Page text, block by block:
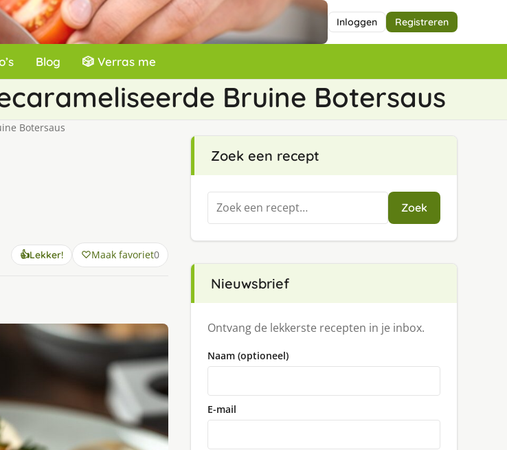
Inloggen Registreren
Blog 🎲 Verras me
Bruine Botersaus
Botersaus
👍Lekker! Maak favoriet0
Zoek een recept
Zoeken
naar:
Zoek
Nieuwsbrief
Ontvang de lekkerste recepten in je inbox.
Naam (optioneel)
E-mail